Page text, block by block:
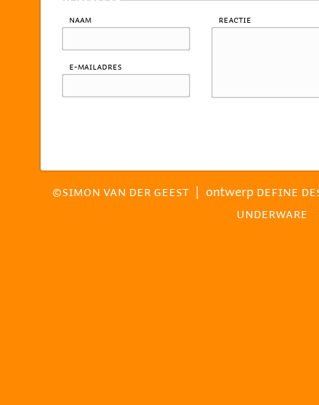
Naam
E-mailadres
Reactie
©SIMON VAN DER GEEST | ontwerp DEFINE
UNDERWARE